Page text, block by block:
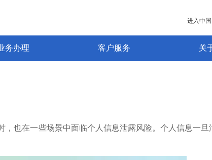
进入中
务办理 客户服务 关
也在一些场景中面临个人信息泄露风险。个人信息一旦